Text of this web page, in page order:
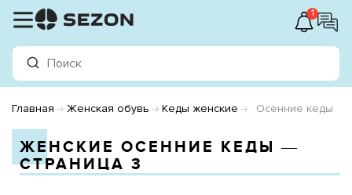
1
Главная Женская обувь Кеды женские Осенние кеды
ЖЕНСКИЕ ОСЕННИЕ КЕДЫ ―
СТРАНИЦА 3